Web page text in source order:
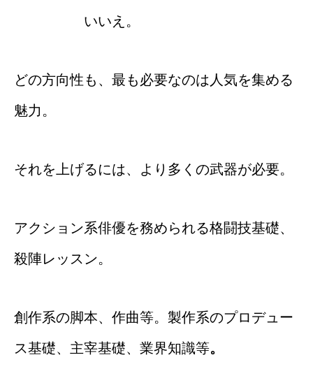
いいえ。
どの方向性も、最も必要なのは人気を集める
魅力。
それを上げるには、より多くの武器が必要。
アクション系俳優を務められる格闘技基礎、
殺陣レッスン。
創作系の脚本、作曲等。製作系のプロデュー
ス基礎、主宰基礎、業界知識等。